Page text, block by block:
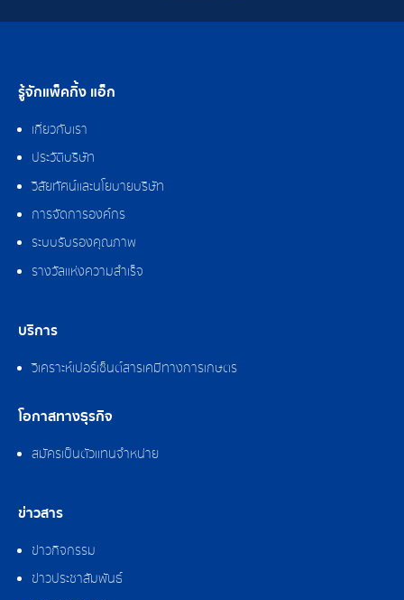
รู้จักแพ็คกิ้ง แอ็ก
เกี่ยวกับเรา
ประวัติบริษัท
วิสัยทัศน์และนโยบายบริษัท
การจัดการองค์กร
ระบบรับรองคุณภาพ
รางวัลแห่งความสำเร็จ
บริการ
วิเคราะห์เปอร์เซ็นต์สารเคมีทางการเกษตร
โอกาสทางธุรกิจ
สมัครเป็นตัวแทนจำหน่าย
ข่าวสาร
ข่าวกิจกรรม
ข่าวประชาสัมพันธ์